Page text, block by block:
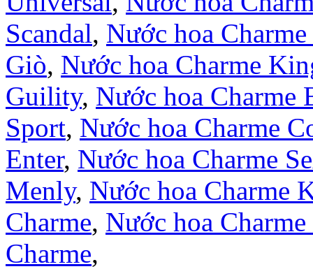
Scandal, Nước hoa
Giò, Nước hoa Charme
Guility, Nước hoa Charme
Sport, Nước hoa Charme
Enter, Nước hoa Charme
Menly, Nước hoa Charme
Charme, Nước hoa
Charme,